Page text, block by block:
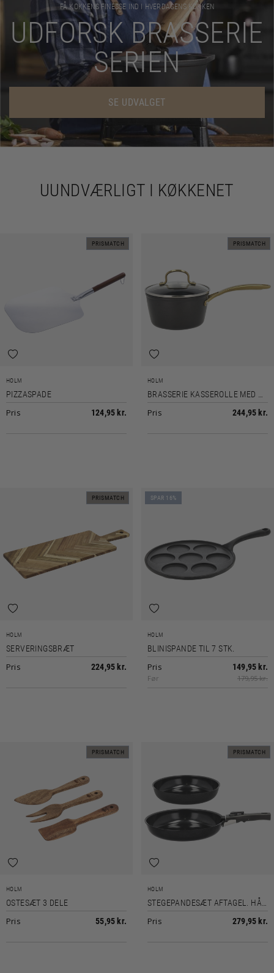
FÅ KOKKENS FINESSE IND I HVERDAGENS KØKKEN
UDFORSK BRASSERIE
SERIEN
SE UDVALGET
UUNDVÆRLIGT I KØKKENET
PRISMATCH
HOLM
PIZZASPADE
Pris 124,95 kr.
PRISMATCH
HOLM
BRASSERIE KASSEROLLE MED GLASLÅG
Pris 244,95 kr.
PRISMATCH
HOLM
SERVERINGSBRÆT
Pris 224,95 kr.
SPAR 16%
HOLM
BLINISPANDE TIL 7 STK.
Pris 149,95 kr.
Før 179,95 kr.
PRISMATCH
HOLM
OSTESÆT 3 DELE
Pris 55,95 kr.
PRISMATCH
HOLM
STEGEPANDESÆT AFTAGEL. HÅNDTAG
Pris 279,95 kr.